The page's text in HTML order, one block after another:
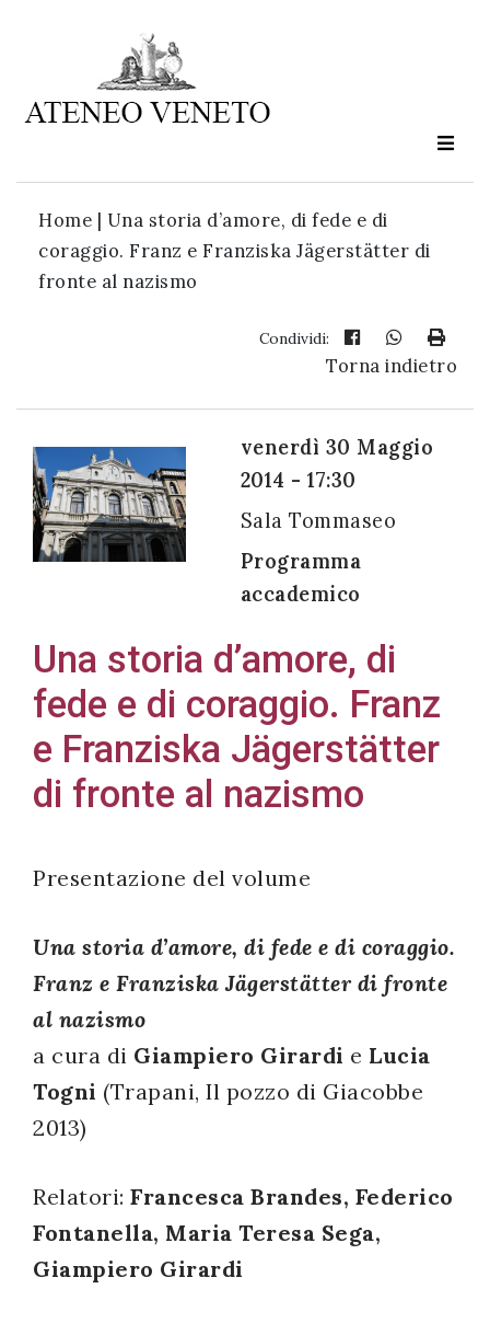
Home | Una storia d’amore, di fede e di
coraggio. Franz e Franziska Jägerstätter di
fronte al nazismo
Condividi:
Torna indietro
venerdì 30 Maggio
2014 - 17:30
Sala Tommaseo
Programma
accademico
Una storia d’amore, di
fede e di coraggio. Franz
e Franziska Jägerstätter
di fronte al nazismo
Presentazione del volume
Una storia d’amore, di fede e di coraggio.
Franz e Franziska Jägerstätter di fronte
al nazismo
a cura di Giampiero Girardi e Lucia
Togni (Trapani, Il pozzo di Giacobbe
2013)
Relatori: Francesca Brandes, Federico
Fontanella, Maria Teresa Sega,
Giampiero Girardi
Ateneo
è
cultura
movimento
all'uso dei
miei dati
personali in
accordo
con il
decreto
Registrazione
avvenuta con
successo!